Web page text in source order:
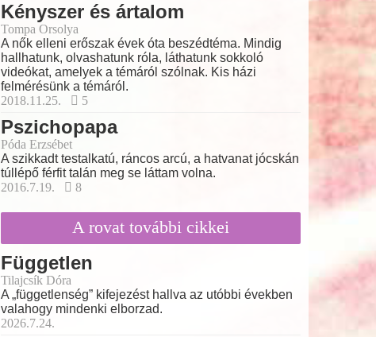
Kényszer és ártalom
Tompa Orsolya
A nők elleni erőszak évek óta beszédtéma. Mindig
hallhatunk, olvashatunk róla, láthatunk sokkoló
videókat, amelyek a témáról szólnak. Kis házi
felmérésünk a témáról.
2018.11.25.
5
Pszichopapa
Póda Erzsébet
A szikkadt testalkatú, ráncos arcú, a hatvanat jócskán
túllépő férfit talán meg se láttam volna.
2016.7.19.
8
A rovat további cikkei
Független
Tilajcsík Dóra
A „függetlenség” kifejezést hallva az utóbbi években
valahogy mindenki elborzad.
2026.7.24.